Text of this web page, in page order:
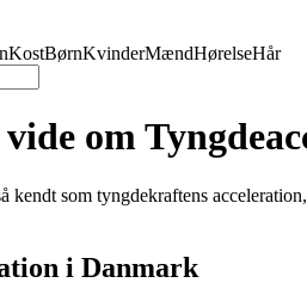
KostBørnKvinderMændHørelseHår
om
kendt som tyngdekraftens
i Danmark